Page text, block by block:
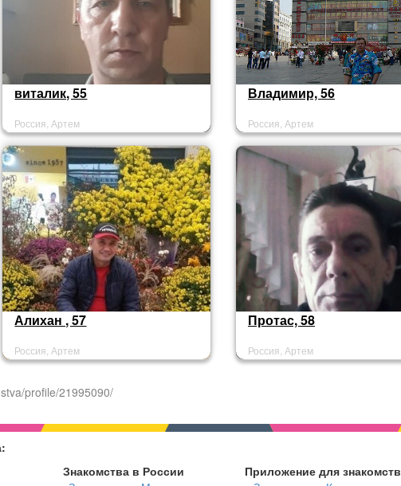
виталик, 55
Россия, Артем
Владимир, 56
Россия, Артем
Алихан , 57
Россия, Артем
Протас, 58
Россия, Артем
profile/21995090/
Знакомства в России
Приложение для знакомств